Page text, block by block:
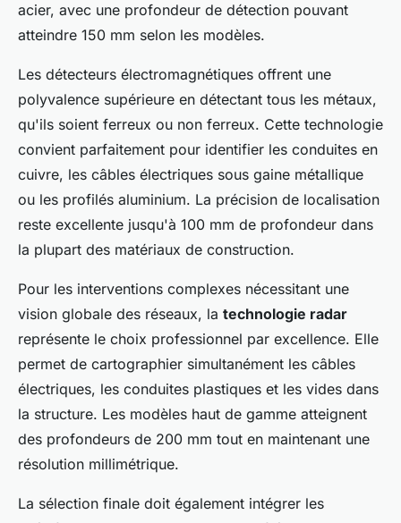
acier, avec une profondeur de détection pouvant
atteindre 150 mm selon les modèles.
Les détecteurs électromagnétiques offrent une
polyvalence supérieure en détectant tous les métaux,
qu'ils soient ferreux ou non ferreux. Cette technologie
convient parfaitement pour identifier les conduites en
cuivre, les câbles électriques sous gaine métallique
ou les profilés aluminium. La précision de localisation
reste excellente jusqu'à 100 mm de profondeur dans
la plupart des matériaux de construction.
Pour les interventions complexes nécessitant une
vision globale des réseaux, la technologie radar
représente le choix professionnel par excellence. Elle
permet de cartographier simultanément les câbles
électriques, les conduites plastiques et les vides dans
la structure. Les modèles haut de gamme atteignent
des profondeurs de 200 mm tout en maintenant une
résolution millimétrique.
La sélection finale doit également intégrer les